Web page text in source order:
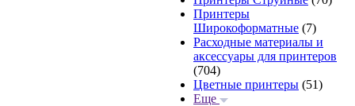
Принтеры
Широкоформатные (7)
Расходные материалы и
аксессуары для принтеров
(704)
Цветные принтеры (51)
Еще